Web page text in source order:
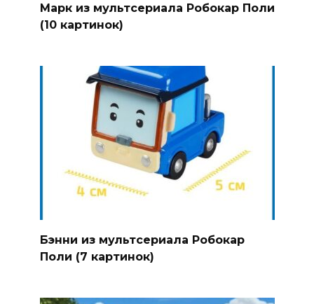
Марк из мультсериала Робокар Поли
(10 картинок)
Бэнни из мультсериала Робокар
Поли (7 картинок)